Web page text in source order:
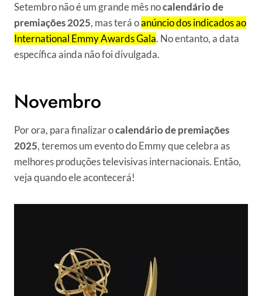
Setembro não é um grande mês nocalendário de
premiações 2025, mas terá oanúncio dos indicados ao
International Emmy Awards Gala. No entanto, a data
específica ainda não foi divulgada.
Novembro
Por ora, para finalizar ocalendário de premiações
2025, teremos um evento do Emmy que celebra as
melhores produções televisivas internacionais. Então,
veja quando ele acontecerá!